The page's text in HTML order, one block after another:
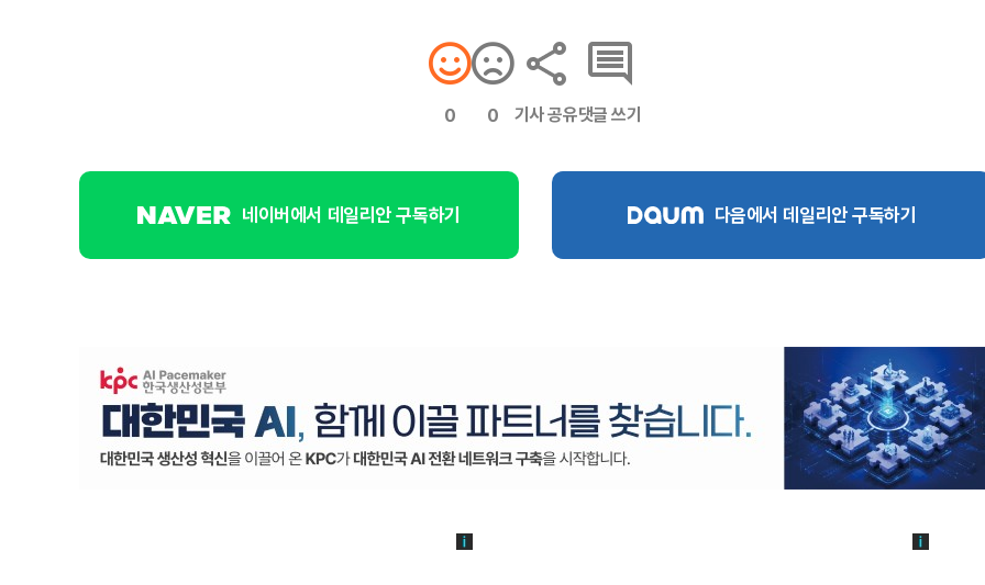
0 0 기사 공유댓글 쓰기
네이버에서 데일리안 구독하기 다음에서 데일리안 구독하기